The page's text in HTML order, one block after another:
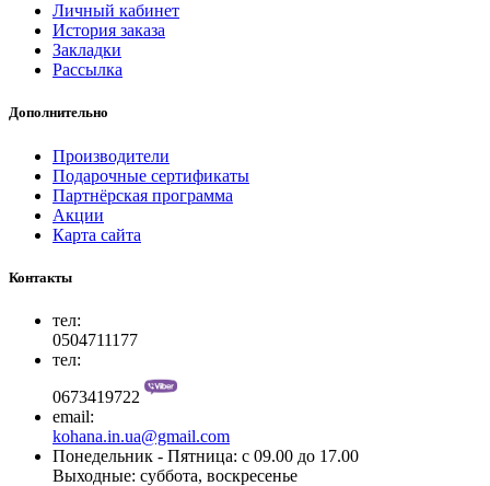
Личный кабинет
История заказа
Закладки
Рассылка
Дополнительно
Производители
Подарочные сертификаты
Партнёрская программа
Акции
Карта сайта
Контакты
тел:
0504711177
тел:
0673419722
email:
kohana.in.ua@gmail.com
Понедельник - Пятница: с 09.00 до 17.00
Выходные: суббота, воскресенье